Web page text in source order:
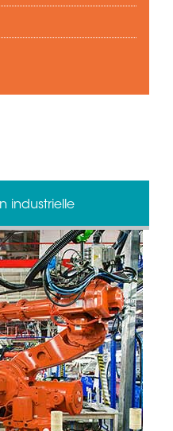
industrielle